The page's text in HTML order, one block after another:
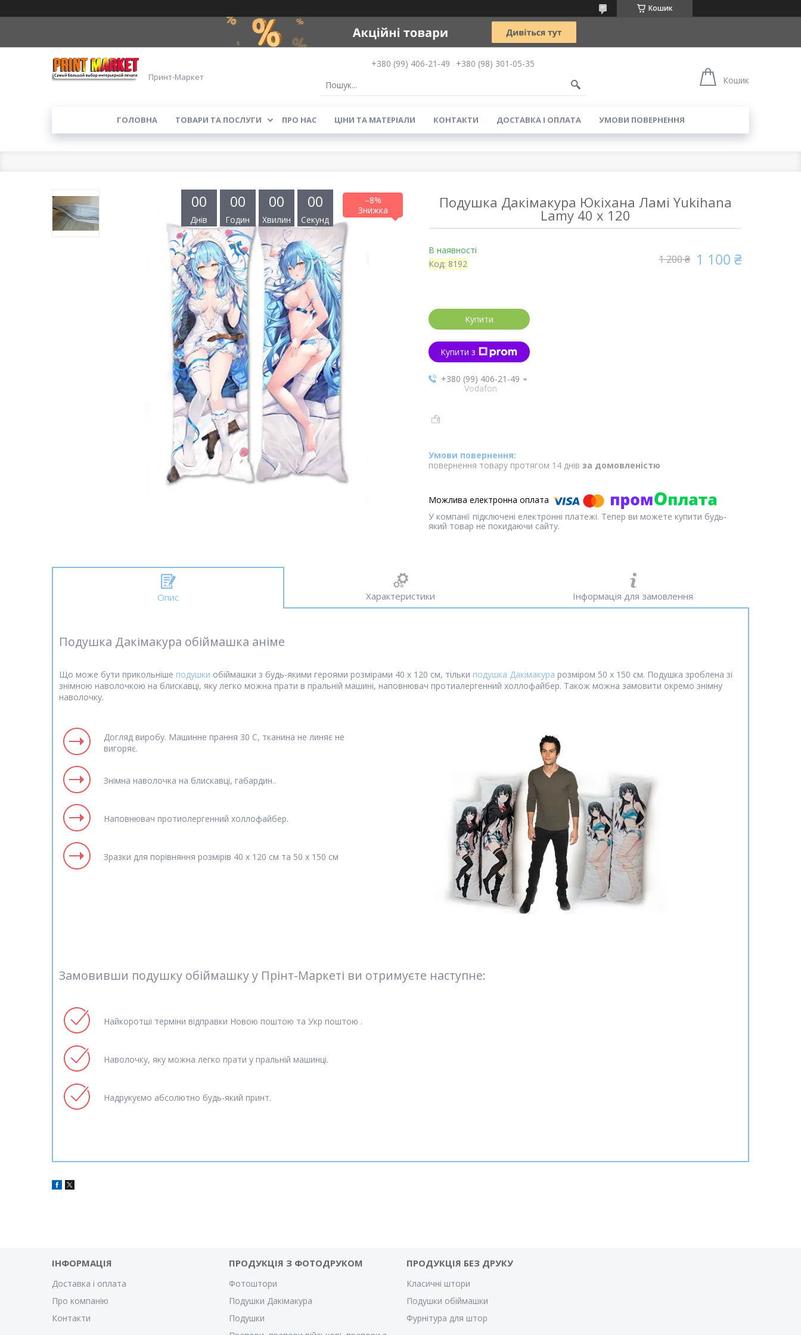
Кошик
Принт-Маркет
+380 (99) 406-21-49
+380 (98) 301-05-35
Кошик
ГОЛОВНА ТОВАРИ ТА ПОСЛУГИ ПРО НАС ЦІНИ ТА МАТЕРІАЛИ КОНТАКТИ ДОСТАВКА І ОПЛАТА УМОВИ ПОВЕРНЕННЯ
–8%
00
Днів
00
Годин
00
Хвилин
00
Секунд
Подушка Дакімакура Юкіхана Ламі Yukihana
Lamy 40 х 120
В наявності
Код: 8192 1 200 ₴ 1 100 ₴
Купити
Купити з
+380 (99) 406-21-49
Vodafon
повернення товару протягом 14 днів за домовленістю
У компанії підключені електронні платежі. Тепер ви можете купити будь-
який товар не покидаючи сайту.
Опис Характеристики Інформація для замовлення
Подушка Дакімакура обіймашка аніме
Що може бути прикольніше подушки обіймашки з будь-якими героями розмірами 40 х 120 см, тільки подушка Дакімакура розміром 50 х 150 см. Подушка зроблена зі
знімною наволочкою на блискавці, яку легко можна прати в пральній машині, наповнювач протиалергенний холлофайбер. Також можна замовити окремо знімну
наволочку.
Догляд виробу. Машинне прання 30 С, тканина не линяє не
вигоряє.
Знімна наволочка на блискавці, габардин..
Наповнювач протиолергенний холлофайбер.
Зразки для порівняння розмірів 40 х 120 см та 50 х 150 см
Замовивши подушку обіймашку у Прінт-Маркеті ви отримуєте наступне:
Найкоротші терміни відправки Новою поштою та Укр поштою .
Наволочку, яку можна легко прати у пральній машинці.
Надрукуємо абсолютно будь-який принт.
ІНФОРМАЦІЯ
Доставка і оплата
Про компанію
Контакти
ПРОДУКЦІЯ З ФОТОДРУКОМ
Фотоштори
Подушки Дакімакура
Подушки
ПРОДУКЦІЯ БЕЗ ДРУКУ
Класичні штори
Подушки обіймашки
Фурнітура для штор